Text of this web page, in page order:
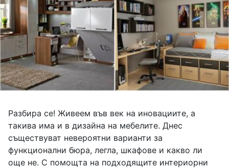
Разбира се! Живеем във век на иновациите, а
такива има и в дизайна на мебелите. Днес
съществуват невероятни варианти за
функционални бюра, легла, шкафове и какво ли
още не. С помощта на подходящите интериорни